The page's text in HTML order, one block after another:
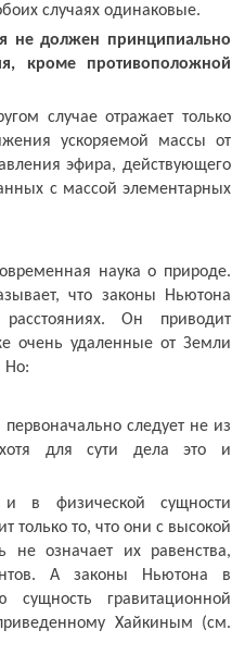
случаях одинаковые.
не должен принципиально
кроме противоположной
случае отражает только
ускоряемой массы от
эфира, действующего
с массой элементарных
наука о природе.
что законы Ньютона
Он приводит
очень удаленные от Земли
Но:
следует не из
для сути дела это и
в физической сущности
только то, что они с высокой
не означает их равенства,
А законы Ньютона в
сущность гравитационной
Хайкиным (см.